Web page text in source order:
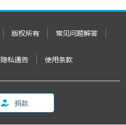
版权所有 常见问题解答
隐私通告 使用条款
捐款